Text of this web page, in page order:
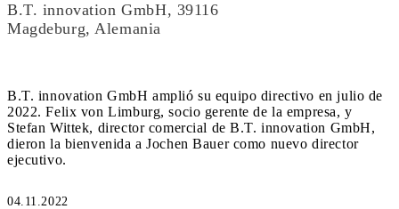
B.T. innovation GmbH, 39116
Magdeburg, Alemania
B.T. innovation GmbH amplió su equipo directivo en julio de
2022. Felix von Limburg, socio gerente de la empresa, y
Stefan Wittek, director comercial de B.T. innovation GmbH,
dieron la bienvenida a Jochen Bauer como nuevo director
ejecutivo.
04.11.2022